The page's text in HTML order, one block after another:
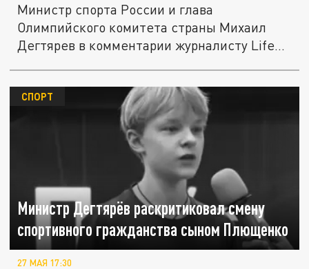
Министр спорта России и глава
Олимпийского комитета страны Михаил
Дегтярев в комментарии журналисту Life...
Министр Дегтярёв раскритиковал смену
спортивного гражданства сыном Плющенко
СПОРТ
27 МАЯ 17:30